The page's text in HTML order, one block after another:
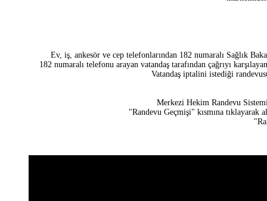
Ev, iş, ankesör ve cep telefonlarından 182 numaralı Sağlık
182 numaralı telefonu arayan vatandaş tarafından çağrıyı
Vatandaş iptalini istediği
Merkezi Hekim Randevu
"Randevu Geçmişi" kısmına tıklayarak